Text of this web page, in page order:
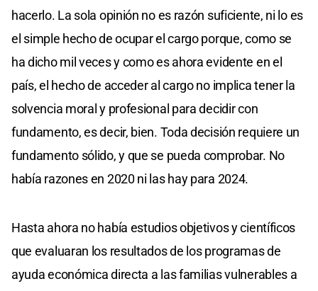
hacerlo. La sola opinión no es razón suficiente, ni lo es
el simple hecho de ocupar el cargo porque, como se
ha dicho mil veces y como es ahora evidente en el
país, el hecho de acceder al cargo no implica tener la
solvencia moral y profesional para decidir con
fundamento, es decir, bien. Toda decisión requiere un
fundamento sólido, y que se pueda comprobar. No
había razones en 2020 ni las hay para 2024.
Hasta ahora no había estudios objetivos y científicos
que evaluaran los resultados de los programas de
ayuda económica directa a las familias vulnerables a